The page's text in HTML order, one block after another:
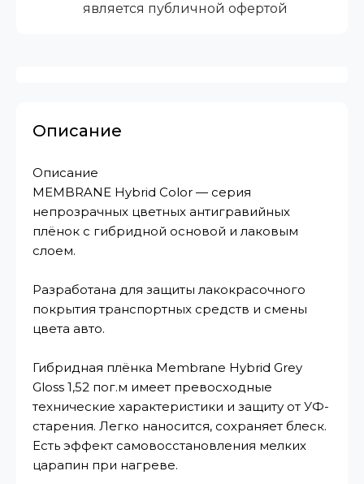
является публичной офертой
Описание
Описание
MEMBRANE Hybrid Color — серия
непрозрачных цветных антигравийных
плёнок с гибридной основой и лаковым
слоем.
Разработана для защиты лакокрасочного
покрытия транспортных средств и смены
цвета авто.
Гибридная плёнка Membrane Hybrid Grey
Gloss 1,52 пог.м имеет превосходные
технические характеристики и защиту от УФ-
старения. Легко наносится, сохраняет блеск.
Есть эффект самовосстановления мелких
царапин при нагреве.